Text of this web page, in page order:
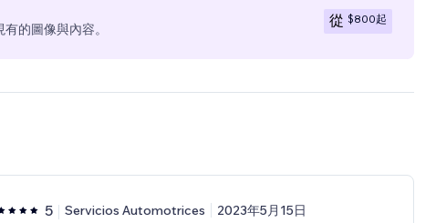
的圖像與內容。
從 $800起
5 Servicios Automotrices 2023年5月15日